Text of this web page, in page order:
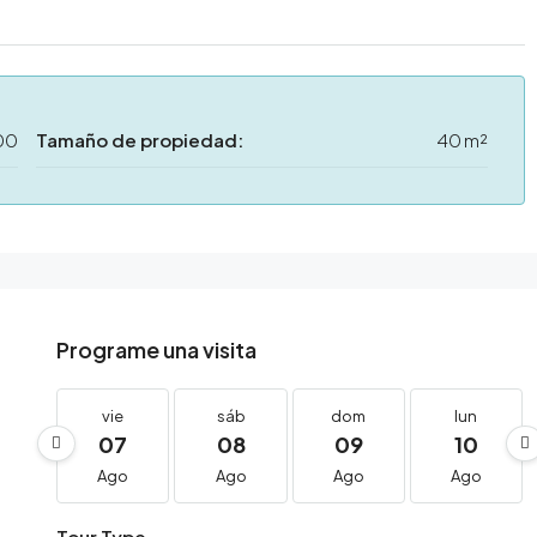
Tamaño de propiedad: 40 m²
Programe una visita
vie
07
Ago
sáb
08
Ago
dom
09
Ago
lun
10
Ago